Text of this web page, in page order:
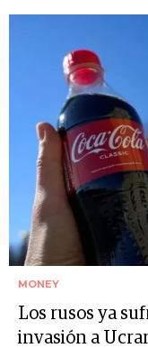
MONEY
Los rusos ya
invasión a